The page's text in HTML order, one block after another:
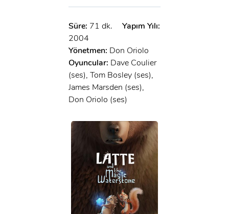
Süre: 71 dk.
Yapım Yılı:
2004
Yönetmen: Don Oriolo
Oyuncular: Dave Coulier
(ses), Tom Bosley (ses),
James Marsden (ses),
Don Oriolo (ses)